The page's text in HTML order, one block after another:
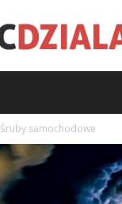
Śruby samochodowe